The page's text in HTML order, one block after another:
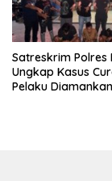
Satreskrim Polres
Ungkap Kasus
Pelaku Diamankan